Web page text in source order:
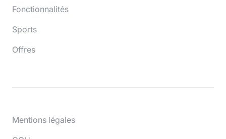
Fonctionnalités
Sports
Offres
Mentions légales